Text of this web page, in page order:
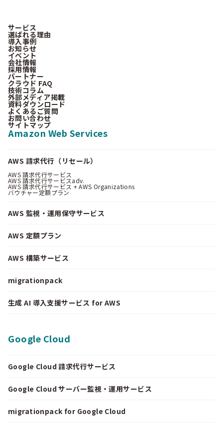
サービス
選ばれる理由
導入事例
お知らせ
イベント
会社情報
採用情報
パートナー
クラウド FAQ
技術コラム
外部メディア掲載
資料ダウンロード
よくあるご質問
お問い合わせ
サイトマップ
Amazon Web Services
AWS 請求代行（リセール）
AWS 請求代行サービス
AWS 請求代行サービスadv.
AWS 請求代行サービス + AWS Organizations
バウチャー定額プラン
AWS 監視・運用保守サービス
AWS 定額プラン
AWS 構築サービス
migrationpack
生成 AI 導入支援サービス for AWS
Google Cloud
Google Cloud 請求代行サービス
Google Cloud サーバー監視・運用サービス
migrationpack for Google Cloud